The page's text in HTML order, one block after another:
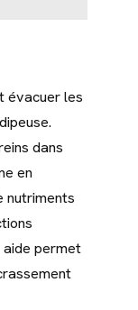
évacuer les
dans
en
nutriments
aide permet